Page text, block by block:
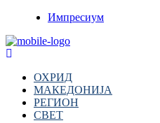
Импресиум
ОХРИД
МАКЕДОНИЈА
РЕГИОН
СВЕТ